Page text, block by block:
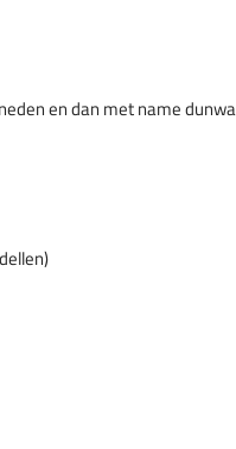
en dan met name